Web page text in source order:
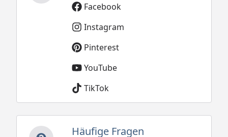
Facebook
Instagram
Pinterest
YouTube
TikTok
Häufige Fragen